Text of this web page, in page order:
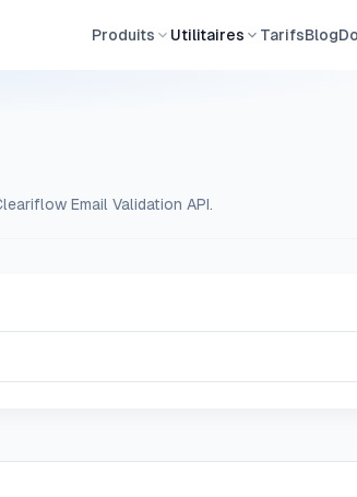
Produits Utilitaires TarifsBlog
Email Validation API.